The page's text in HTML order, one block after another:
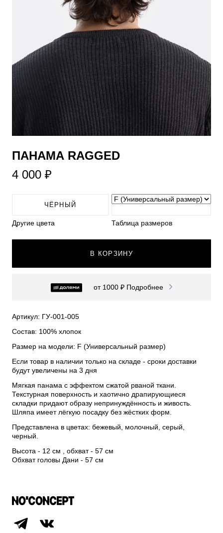
​ПАНАМА RAGGED
4 000 ₽
ЧЁРНЫЙ
Другие цвета Таблица размеров
В КОРЗИНУ
от 1000 ₽ Подробнее
Артикул: ГУ-001-005
Состав: 100% хлопок
Размер на модели: F (Универсальный размер)
Если товар в наличии только на складе - сроки доставки
будут увеличены на 3 дня
Мягкая панама с эффектом сжатой рваной ткани.
Текстурная поверхность и хаотично драпирующиеся
складки придают образу непринуждённость и живость.
Шляпа имеет лёгкую посадку без жёстких форм.
Представлена в цветах: бежевый, молочный, серый,
черный.
Высота - 12 см , обхват - 57 см
Обхват головы Дани - 57 см